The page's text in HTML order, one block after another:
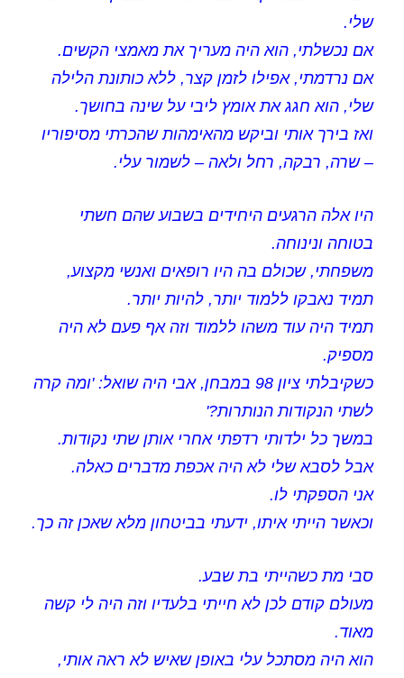
שלי.
אם נכשלתי, הוא היה מעריך את מאמצי הקשים.
אם נרדמתי, אפילו לזמן קצר, ללא כותונת הלילה
שלי, הוא חגג את אומץ ליבי על שינה בחושך.
ואז בירך אותי וביקש מהאימהות שהכרתי מסיפוריו
– שרה, רבקה, רחל ולאה – לשמור עלי.
היו אלה הרגעים היחידים בשבוע שהם חשתי
בטוחה ונינוחה.
משפחתי, שכולם בה היו רופאים ואנשי מקצוע,
תמיד נאבקו ללמוד יותר, להיות יותר.
תמיד היה עוד משהו ללמוד וזה אף פעם לא היה
מספיק.
כשקיבלתי ציון 98 במבחן, אבי היה שואל: 'ומה קרה
לשתי הנקודות הנותרות?'
במשך כל ילדותי רדפתי אחרי אותן שתי נקודות.
אבל לסבא שלי לא היה אכפת מדברים כאלה.
אני הספקתי לו.
וכאשר הייתי איתו, ידעתי בביטחון מלא שאכן זה כך.
סבי מת כשהייתי בת שבע.
מעולם קודם לכן לא חייתי בלעדיו וזה היה לי קשה
מאוד.
הוא היה מסתכל עלי באופן שאיש לא ראה אותי,